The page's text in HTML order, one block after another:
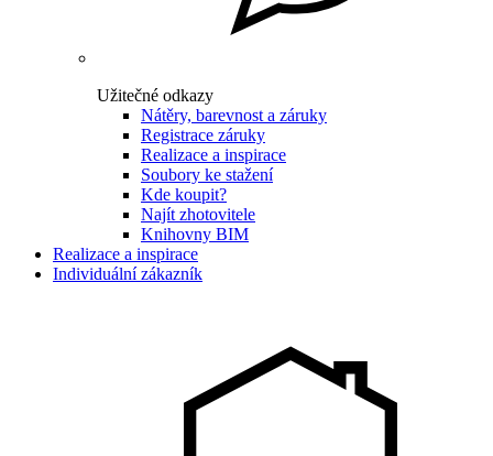
Užitečné odkazy
Nátěry, barevnost a záruky
Registrace záruky
Realizace a inspirace
Soubory ke stažení
Kde koupit?
Najít zhotovitele
Knihovny BIM
Realizace a inspirace
Individuální zákazník